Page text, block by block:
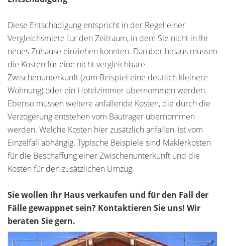
Diese Entschädigung entspricht in der Regel einer
Vergleichsmiete für den Zeitraum, in dem Sie nicht in Ihr
neues Zuhause einziehen konnten. Darüber hinaus müssen
die Kosten für eine nicht vergleichbare
Zwischenunterkunft (zum Beispiel eine deutlich kleinere
Wohnung) oder ein Hotelzimmer übernommen werden.
Ebenso müssen weitere anfallende Kosten, die durch die
Verzögerung entstehen vom Bauträger übernommen
werden. Welche Kosten hier zusätzlich anfallen, ist vom
Einzelfall abhängig. Typische Beispiele sind Maklerkosten
für die Beschaffung einer Zwischenunterkunft und die
Kosten für den zusätzlichen Umzug.
Sie wollen Ihr Haus verkaufen und für den Fall der
Fälle gewappnet sein? Kontaktieren Sie uns! Wir
beraten Sie gern.